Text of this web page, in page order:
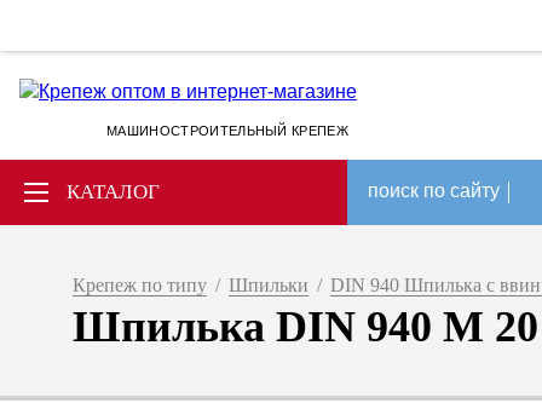
МАШИНОСТРОИТЕЛЬНЫЙ КРЕПЕЖ
КАТАЛОГ поиск по сайту
Крепеж по типу / Шпильки / DIN 940 Шпилька с
Шпилька DIN 940 М 20